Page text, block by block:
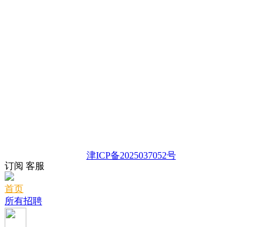
津ICP备2025037052号
订阅 客服
首页
所有招聘